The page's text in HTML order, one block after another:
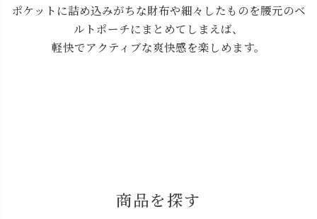
ポケットに詰め込みがちな財布や細々したものを腰元のベ
ルトポーチにまとめてしまえば、
軽快でアクティブな爽快感を楽しめます。
商品を探す